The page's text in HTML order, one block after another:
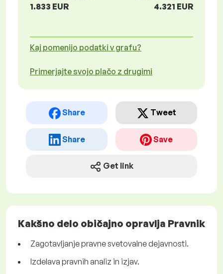
1.833 EUR
4.321 EUR
Kaj pomenijo podatki v grafu?
Primerjajte svojo plačo z drugimi
Share Tweet
Share Save
Get link
Kakšno delo običajno opravlja Pravnik
Zagotavljanje pravne svetovalne dejavnosti.
Izdelava pravnih analiz in izjav.